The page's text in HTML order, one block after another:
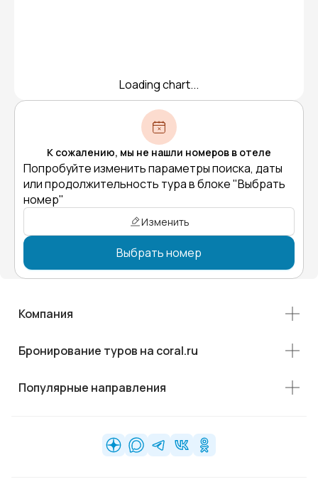
Loading chart...
К сожалению, мы не нашли номеров в отеле
Попробуйте изменить параметры поиска, даты
или продолжительность тура в блоке "Выбрать
номер"
Изменить
Выбрать номер
Компания
Бронирование туров на coral.ru
Популярные направления